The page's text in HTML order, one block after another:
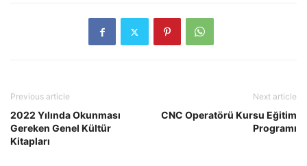
Previous article
2022 Yılında Okunması
Gereken Genel Kültür
Kitapları
Next article
CNC Operatörü Kursu Eğitim
Programı